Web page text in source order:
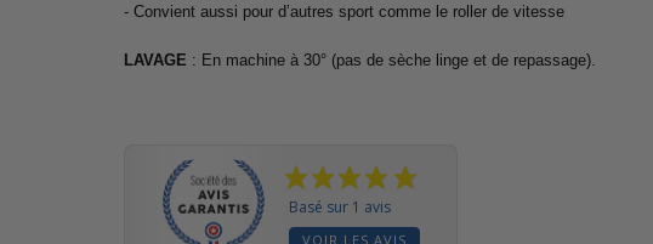
- Convient aussi pour d’autres sport comme le roller de vitesse
LAVAGE : En machine à 30° (pas de sèche linge et de repassage).
Basé sur 1 avis
VOIR LES AVIS